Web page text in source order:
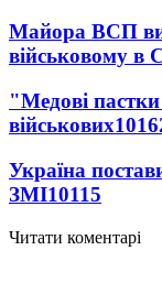
Майора ВСП
військовому в
"Медові
військових
Україна
ЗМІ10115
Читати коментарі